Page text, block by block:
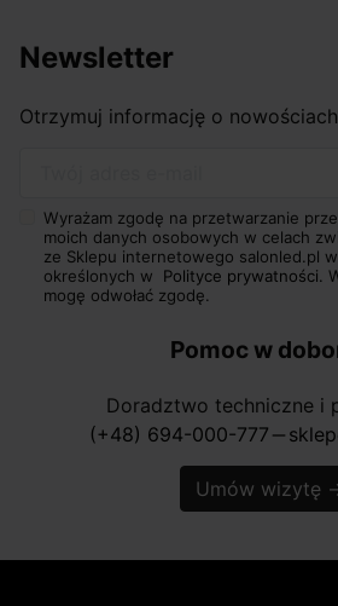
Newsletter
Otrzymuj informację o
Wyrażam zgodę na przetwarzanie
moich danych osobowych w celach
ze Sklepu internetowego salonled.pl
określonych w Polityce prywatności.
mogę odwołać zgodę.
Pomoc w
Doradztwo techniczne i
(+48) 694-000-777 horizontal_rule
Umów wizytę